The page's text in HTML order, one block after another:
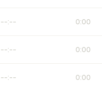
0:00
0:00
0:00